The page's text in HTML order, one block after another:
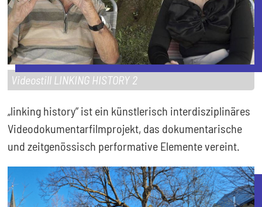
Videostill LINKING HISTORY 2
„linking history“ ist ein künstlerisch interdisziplinäres
Videodokumentarfilmprojekt, das dokumentarische
und zeitgenössisch performative Elemente vereint.